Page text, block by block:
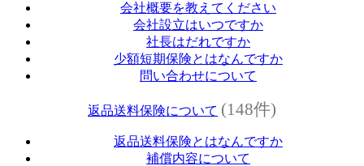
会社概要を教えてください
会社設立はいつですか
社長はだれですか
少額短期保険とはなんですか
問い合わせについて
返品送料保険について (148件)
返品送料保険とはなんですか
補償内容について